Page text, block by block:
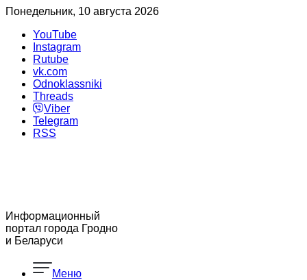
Понедельник, 10 августа 2026
YouTube
Instagram
Rutube
vk.com
Odnoklassniki
Threads
Viber
Telegram
RSS
Информационный
портал города Гродно
и Беларуси
Меню